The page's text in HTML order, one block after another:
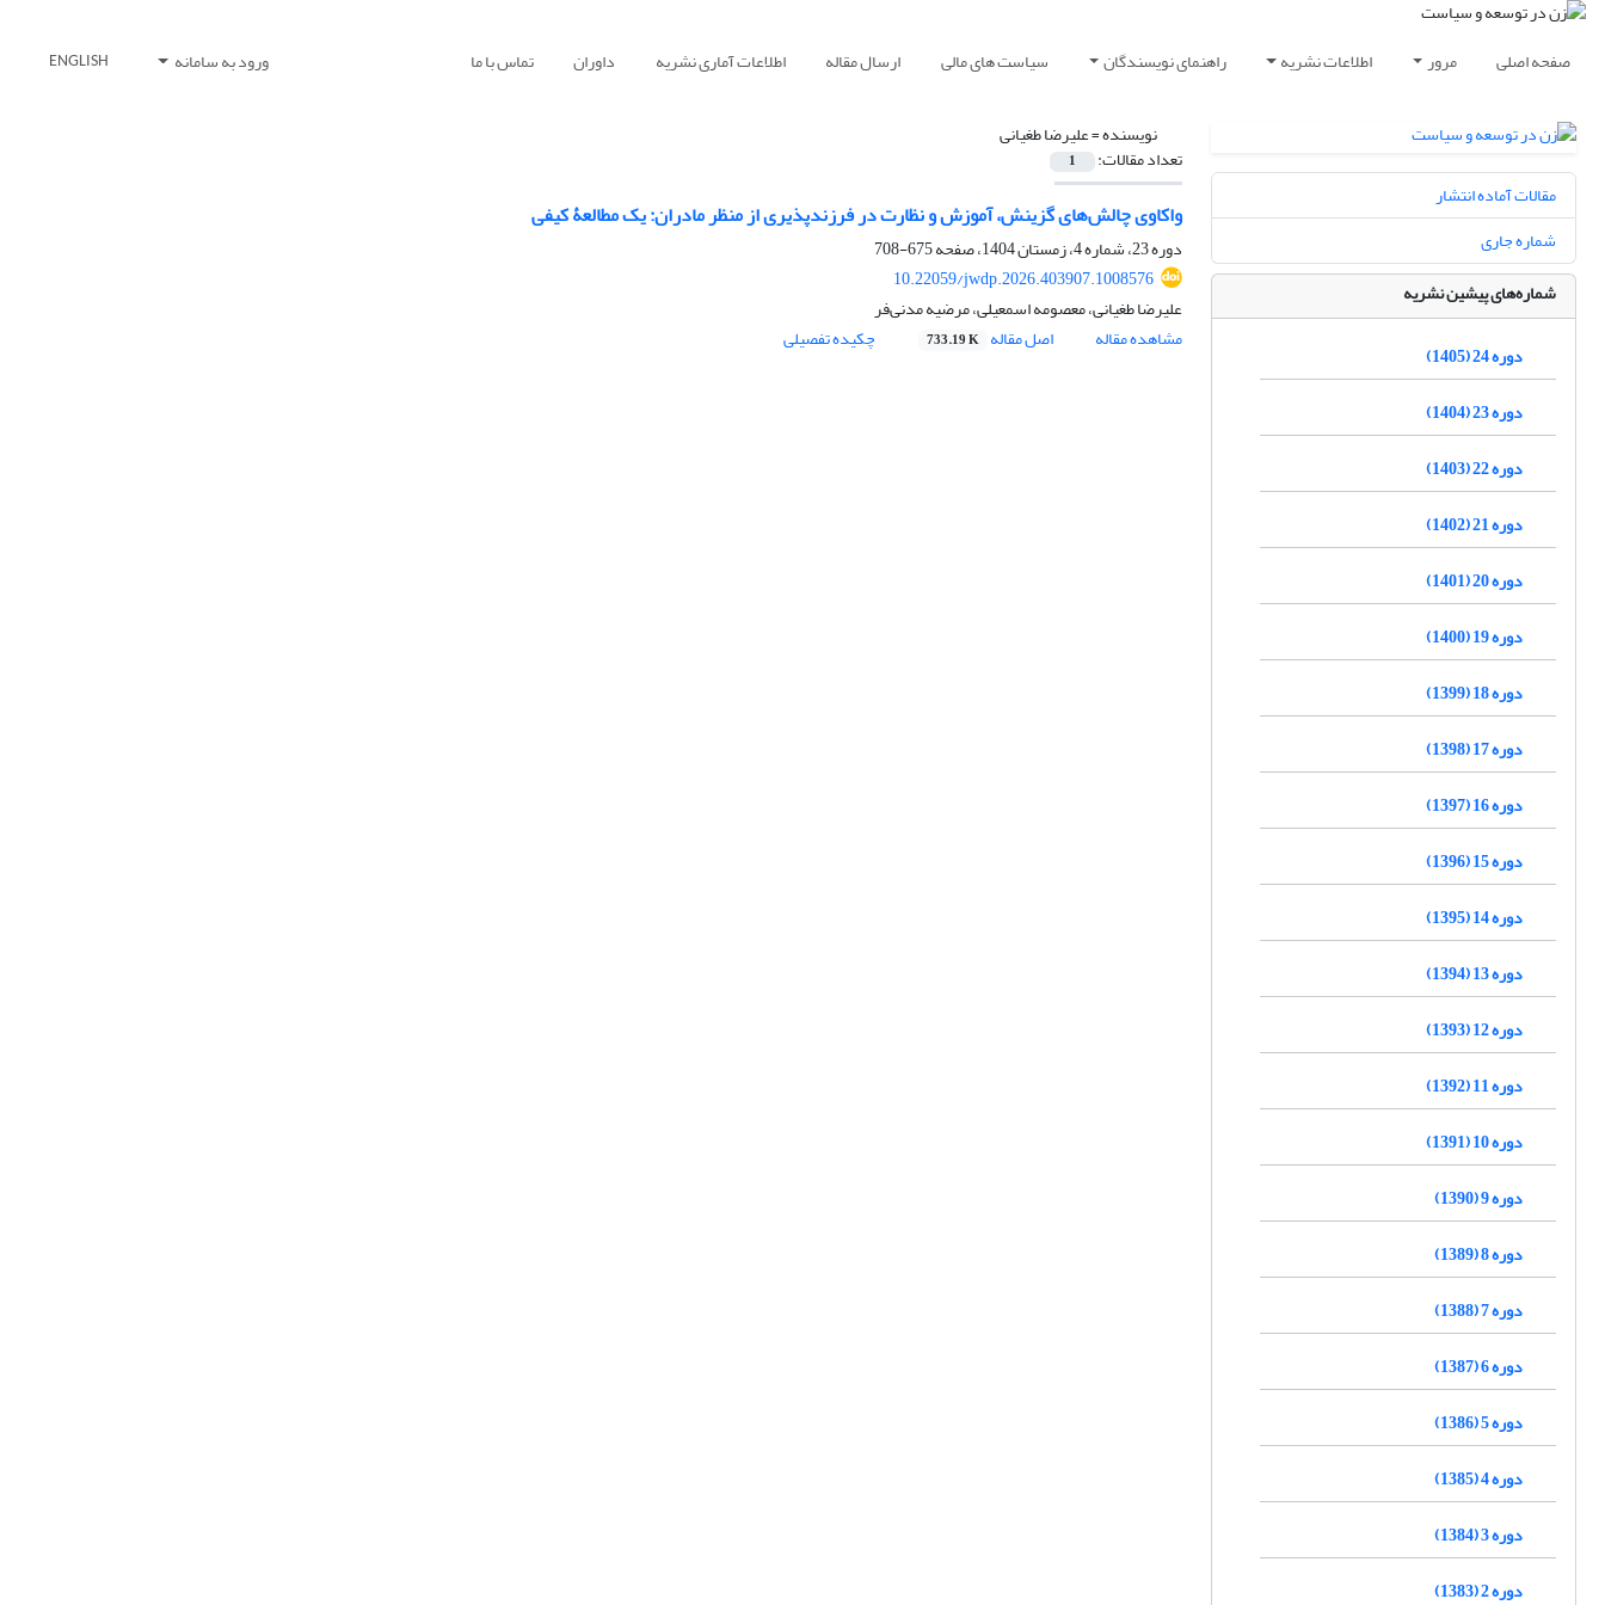
صفحه اصلی مرور اطلاعات نشریه راهنمای نویسندگان سیاست های مالی ارسال مقاله اطلاعات آماری نشریه داوران تماس با ما ورود به سامانه ENGLISH
نویسنده =علیرضا طغیانی
تعداد مقالات: 1
واکاوی چالش‌های گزینش، آموزش و نظارت در فرزندپذیری از منظر مادران: یک مطالعۀ کیفی
دوره 23، شماره 4، زمستان 1404، صفحه
675-708
10.22059/jwdp.2026.403907.1008576
علیرضا طغیانی، معصومه اسمعیلی، مرضیه مدنی‌فر
مشاهده مقاله
اصل مقاله 733.19 K چکیده تفصیلی
مقالات آماده انتشار
شماره جاری
شماره‌های پیشین نشریه
دوره 24 (1405)
دوره 23 (1404)
دوره 22 (1403)
دوره 21 (1402)
دوره 20 (1401)
دوره 19 (1400)
دوره 18 (1399)
دوره 17 (1398)
دوره 16 (1397)
دوره 15 (1396)
دوره 14 (1395)
دوره 13 (1394)
دوره 12 (1393)
دوره 11 (1392)
دوره 10 (1391)
دوره 9 (1390)
دوره 8 (1389)
دوره 7 (1388)
دوره 6 (1387)
دوره 5 (1386)
دوره 4 (1385)
دوره 3 (1384)
دوره 2 (1383)